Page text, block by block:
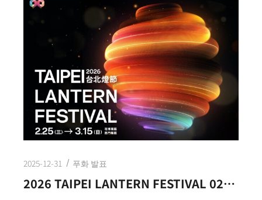
2025-12-31 푸화 발표
2026 TAIPEI LANTERN FESTIVAL 02.25(WED.) － 03.15(SUN.)